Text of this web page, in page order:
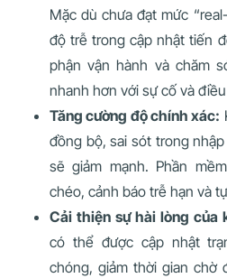
Mặc dù chưa đạt mức
độ trễ trong cập nhật tiến
phận vận hành và chăm
nhanh hơn với sự cố và
Tăng cường độ chính xác:
đồng bộ, sai sót trong
sẽ giảm mạnh. Phần
chéo, cảnh báo trễ hạn và
Cải thiện sự hài lòng của
có thể được cập nhật
chóng, giảm thời gian chờ